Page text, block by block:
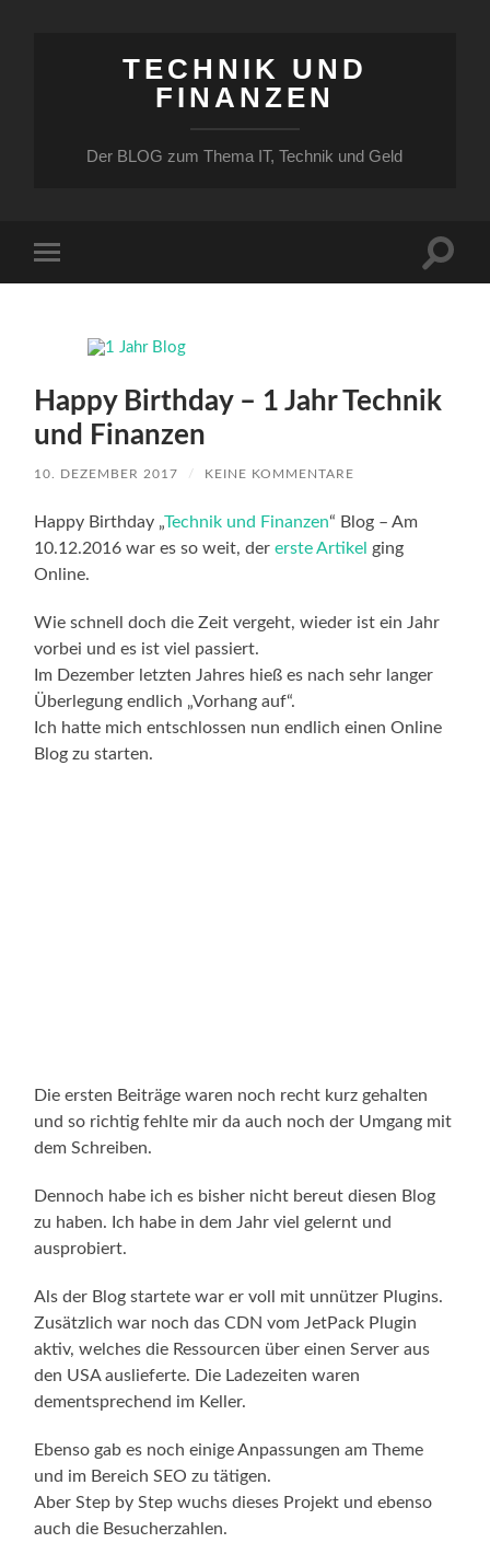
TECHNIK UND
FINANZEN
Der BLOG zum Thema IT, Technik und Geld
Menü
Happy Birthday – 1 Jahr Technik
und Finanzen
10. DEZEMBER 2017 / KEINE KOMMENTARE
Happy Birthday „Technik und Finanzen“ Blog – Am
10.12.2016 war es so weit, dererste Artikel ging
Online.
Wie schnell doch die Zeit vergeht, wieder ist ein Jahr
vorbei und es ist viel passiert.
Im Dezember letzten Jahres hieß es nach sehr langer
Überlegung endlich „Vorhang auf“.
Ich hatte mich entschlossen nun endlich einen Online
Blog zu starten.
Die ersten Beiträge waren noch recht kurz gehalten
und so richtig fehlte mir da auch noch der Umgang mit
dem Schreiben.
Dennoch habe ich es bisher nicht bereut diesen Blog
zu haben. Ich habe in dem Jahr viel gelernt und
ausprobiert.
Als der Blog startete war er voll mit unnützer Plugins.
Zusätzlich war noch das CDN vom JetPack Plugin
aktiv, welches die Ressourcen über einen Server aus
den USA auslieferte. Die Ladezeiten waren
dementsprechend im Keller.
Ebenso gab es noch einige Anpassungen am Theme
und im Bereich SEO zu tätigen.
Aber Step by Step wuchs dieses Projekt und ebenso
auch die Besucherzahlen.